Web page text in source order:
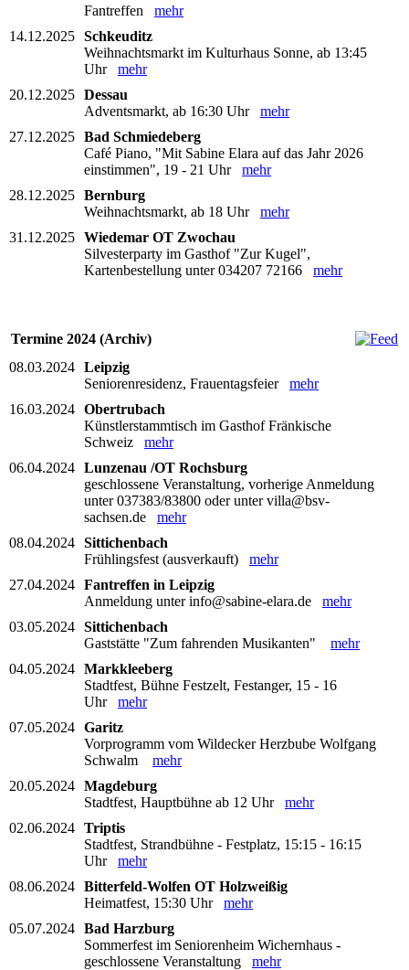
Fantreffen mehr
14.12.2025 Schkeuditz
Weihnachtsmarkt im Kulturhaus Sonne, ab 13:45
Uhr mehr
20.12.2025 Dessau
Adventsmarkt, ab 16:30 Uhr mehr
27.12.2025 Bad Schmiedeberg
Café Piano, "Mit Sabine Elara auf das Jahr 2026
einstimmen", 19 - 21 Uhr mehr
28.12.2025 Bernburg
Weihnachtsmarkt, ab 18 Uhr mehr
31.12.2025 Wiedemar OT Zwochau
Silvesterparty im Gasthof "Zur Kugel",
Kartenbestellung unter 034207 72166 mehr
Termine 2024 (Archiv)
08.03.2024 Leipzig
Seniorenresidenz, Frauentagsfeier mehr
16.03.2024 Obertrubach
Künstlerstammtisch im Gasthof Fränkische
Schweiz mehr
06.04.2024 Lunzenau /OT Rochsburg
geschlossene Veranstaltung, vorherige Anmeldung
unter 037383/83800 oder unter villa@bsv-
sachsen.de mehr
08.04.2024 Sittichenbach
Frühlingsfest (ausverkauft) mehr
27.04.2024 Fantreffen in Leipzig
Anmeldung unter info@sabine-elara.de mehr
03.05.2024 Sittichenbach
Gaststätte "Zum fahrenden Musikanten" mehr
04.05.2024 Markkleeberg
Stadtfest, Bühne Festzelt, Festanger, 15 - 16
Uhr mehr
07.05.2024 Garitz
Vorprogramm vom Wildecker Herzbube Wolfgang
Schwalm mehr
20.05.2024 Magdeburg
Stadtfest, Hauptbühne ab 12 Uhr mehr
02.06.2024 Triptis
Stadtfest, Strandbühne - Festplatz, 15:15 - 16:15
Uhr mehr
08.06.2024 Bitterfeld-Wolfen OT Holzweißig
Heimatfest, 15:30 Uhr mehr
05.07.2024 Bad Harzburg
Sommerfest im Seniorenheim Wichernhaus -
geschlossene Veranstaltung mehr